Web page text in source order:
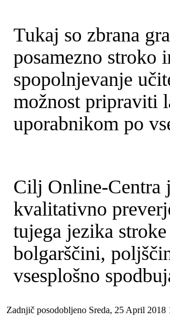
Tukaj so zbrana
posamezno stroko
spopolnjevanje
možnost pripraviti
uporabnikom po
Cilj Online-Centra
kvalitativno
tujega jezika
bolgarščini,
vsesplošno
Zadnjič posodobljeno Sreda, 25 April 2018